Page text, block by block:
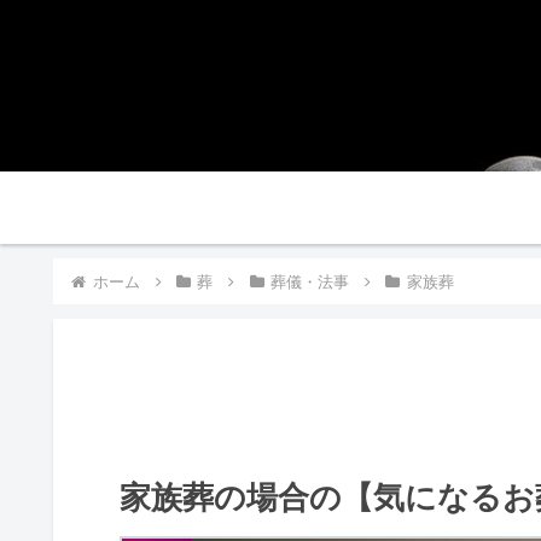
ホーム 葬 葬儀・法事 家族葬
家族葬の場合の【気になる